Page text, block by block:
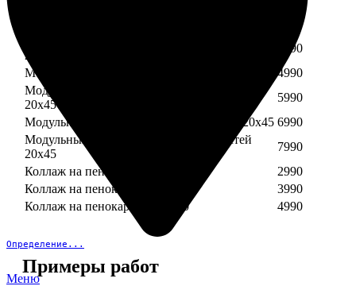
Определение...
Меню
2990
20х45
3990
Модульный пенокартон из пяти частей 20х45
4990
Модульный пенокартон из шести частей
20х45
5990
Модульный пенокартон из семи частей 20х45 6990
Модульный пенокартон из восьми частей
20х45
7990
Коллаж на пенокартоне 30х30
2990
Коллаж на пенокартоне 30х60
3990
Коллаж на пенокартоне 30х90
4990
Примеры работ